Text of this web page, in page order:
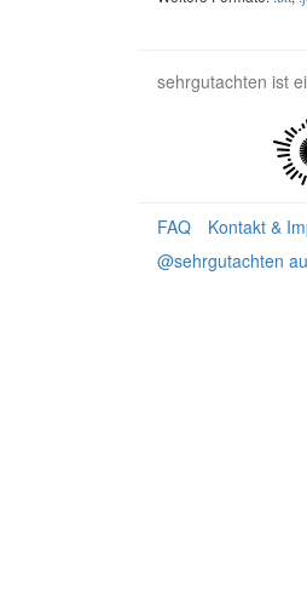
sehrgutachten ist
FAQ
Kontakt &
@sehrgutachten